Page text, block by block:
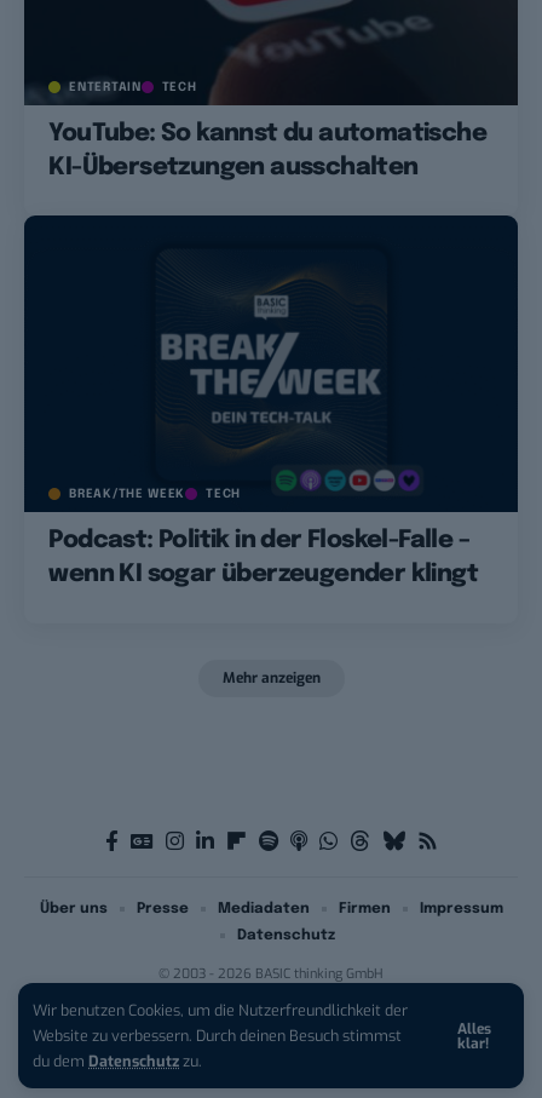
Wir benutzen Cookies, um die Nutzerfreundlichkeit der
Website zu verbessern. Durch deinen Besuch stimmst
du dem Datenschutzzu.
Alles
klar!
ENTERTAIN TECH
YouTube: So kannst du automatische
KI-Übersetzungen ausschalten
BREAK/THE WEEK TECH
Podcast: Politik in der Floskel-Falle –
wenn KI sogar überzeugender klingt
Mehr anzeigen
© 2003 - 2026 BASIC thinking GmbH
Über uns Presse Mediadaten Firmen
Impressum
Datenschutz